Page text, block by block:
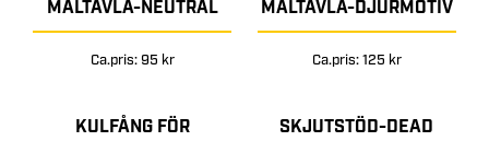
MÅLTAVLA-NEUTRAL
Ca.pris: 95 kr
MÅLTAVLA-DJURMOTIV
Ca.pris: 125 kr
KULFÅNG FÖR
SKJUTSTÖD-DEAD